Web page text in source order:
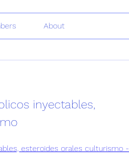
About
inyectables,
esteroides orales culturismo -